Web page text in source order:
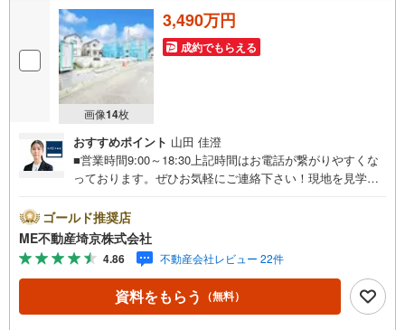
画像14枚
3,490万円
成約でもらえる
おすすめポイント 山田 佳澄
■営業時間9:00～18:30上記時間はお電話が繋がりやすくな
っております。ぜひお気軽にご連絡下さい！現地を見学さ
ご希望の日時をご記入いただけますとスムーズにご案内が
可能です。■ご来店特典1.ご見学、ご来店後にアンケート記
入でもれなく3、000円のQUOカードプレゼント（1組様1回
限り後日郵送）2.未公開の物件情報をご紹介3.不動産ご購
入、ご売却、太陽光発電システムご検討中のお客様、ご紹
介でもれなくQUOカード3、000円分プレゼント更にご紹介
ゴールド推奨店
ME不動産埼京株式会社
4.86 不動産会社レビュー 22件
資料をもらう （無料）